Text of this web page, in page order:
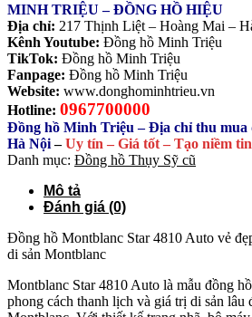
MINH TRIỆU – ĐỒNG HỒ HIỆU
Địa chỉ: 217 Thịnh Liệt – Hoàng Mai –
Kênh Youtube: Đồng hồ Minh Triệu
TikTok: Đồng hồ Minh Triệu
Fanpage: Đồng hồ Minh Triệu
Website: www.donghominhtrieu.vn
Hotline: 0967700000
Đồng hồ Minh Triệu – Địa chỉ thu mua
Hà Nội–Uy tín – Giá tốt – Tạo niềm tin
Danh mục: Đồng hồ Thụy Sỹ cũ
Mô tả
Đánh giá (0)
Đồng hồ Montblanc Star 4810 Auto vẻ
di sản Montblanc
Montblanc Star 4810 Auto là mẫu đồng
phong cách thanh lịch và giá trị di sản lâu